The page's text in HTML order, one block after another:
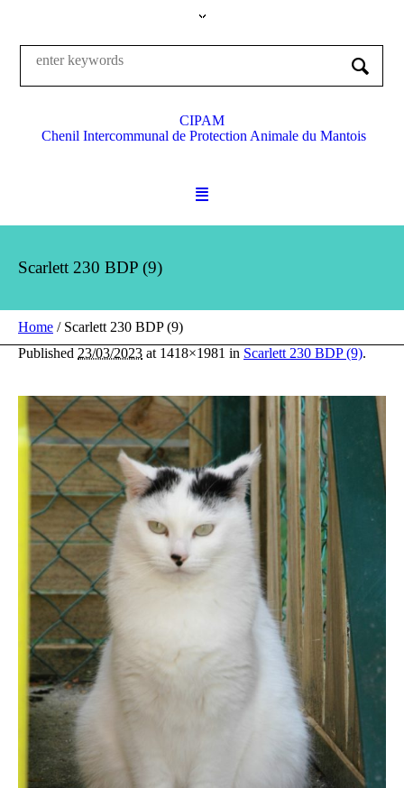
CIPAM
Chenil Intercommunal de Protection Animale du Mantois
Scarlett 230 BDP (9)
Home / Scarlett 230 BDP (9)
Published 23/03/2023 at 1418×1981 in Scarlett 230 BDP (9).